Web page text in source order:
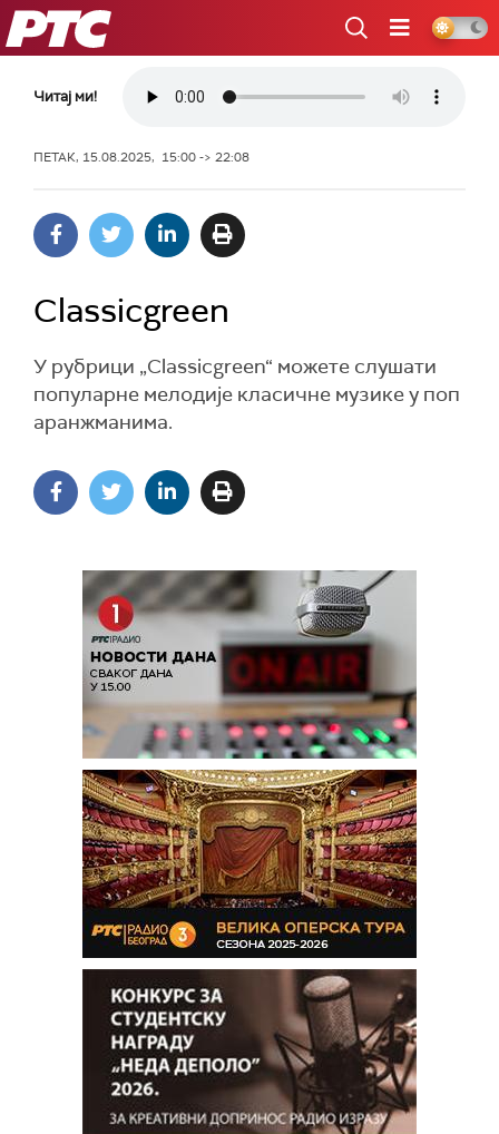
РТС
Читај ми!
ПЕТАК, 15.08.2025, 15:00 -> 22:08
Classicgreen
У рубрици „Classicgreen“ можете слушати
популарне мелодије класичне музике у поп
аранжманима.